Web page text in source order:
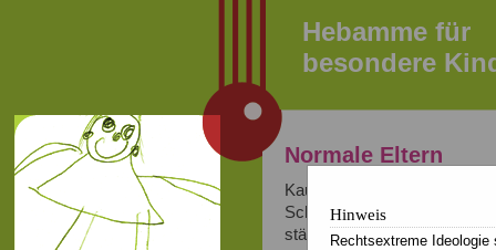
Hebamme für
besondere
Normale Eltern
Kaum jemand fühlt sich
Schwangerschaft
stärker, vielleicht auch
Hinweis
Rechtsextreme